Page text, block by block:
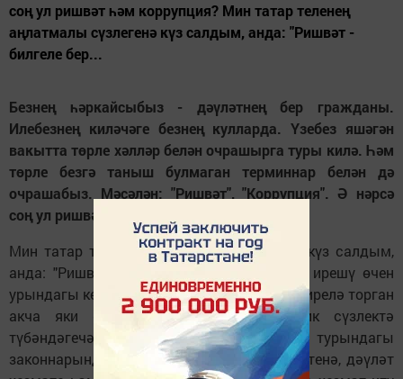
соң ул ришвәт һәм коррупция? Мин татар теленең
аңлатмалы сүзлегенә күз салдым, анда: "Ришвәт -
билгеле бер...
Безнең һәркайсыбыз - дәүләтнең бер гражданы.
Илебезнең киләчәге безнең кулларда. Үзебез яшәгән
вакытта төрле хәлләр белән очрашырга туры килә. Һәм
төрле безгә таныш булмаган терминнар белән дә
очрашабыз. Мәсәлән: "Ришвәт", "Коррупция". Ә нәрсә
соң ул ришвәт һәм коррупция?
Мин татар теленең аңлатмалы сүзлегенә күз салдым,
анда: "Ришвәт - билгеле бер максатларга ирешү өчен
урындагы кешене сатып алу нияте белән бирелә торган
акча яки әйбер" дип язылган. Юридик сүзлектә
түбәндәгечә бирелә: "Россиянең җинаять турындагы
законнарында бу төшенчә дәүләт хакимиятенә, дәүләт